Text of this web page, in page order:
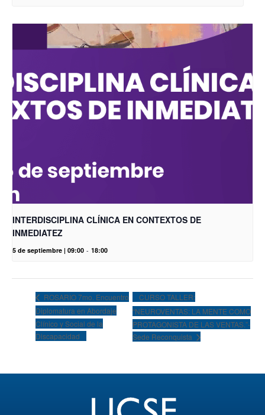
INTERDISCIPLINA CLÍNICA EN CONTEXTOS DE
INMEDIATEZ
5 de septiembre | 09:00 - 18:00
ROSARIO 7mo. Encuentro
Diplomatura en Abordaje
Clínico y Social de la
Discapacidad
CURSO TALLER:
“NEUROVENTAS: LA MENTE COMO
PROTAGONISTA DE LAS VENTAS.”-
Sede Reconquista